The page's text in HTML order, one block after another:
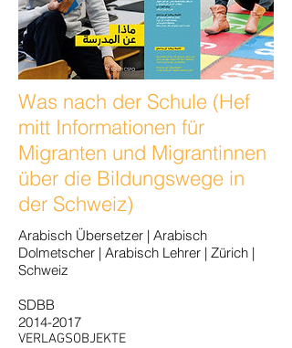
Was nach der Schule (Hef
mitt Informationen für
Migranten und Migrantinnen
über die Bildungswege in
der Schweiz)
Arabisch Übersetzer | Arabisch
Dolmetscher | Arabisch Lehrer | Zürich |
Schweiz
SDBB
2014-2017
VERLAGSOBJEKTE